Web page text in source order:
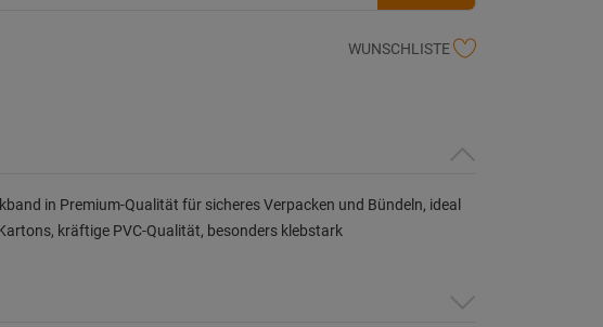
WUNSCHLISTE
in Premium-Qualität für sicheres Verpacken und Bündeln, ideal
kräftige PVC-Qualität, besonders klebstark